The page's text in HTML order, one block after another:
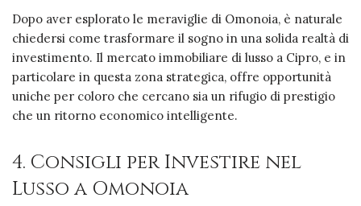
Dopo aver esplorato le meraviglie di Omonoia, è naturale
chiedersi come trasformare il sogno in una solida realtà di
investimento. Il mercato immobiliare di lusso a Cipro, e in
particolare in questa zona strategica, offre opportunità
uniche per coloro che cercano sia un rifugio di prestigio
che un ritorno economico intelligente.
4. Consigli per Investire nel
Lusso a Omonoia